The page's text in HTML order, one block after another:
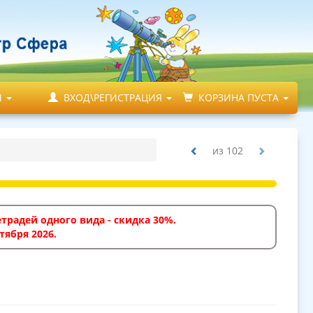
ВХОД\РЕГИСТРАЦИЯ КОРЗИНА ПУСТА
из 102
одного вида - скидка 30%.
2026.